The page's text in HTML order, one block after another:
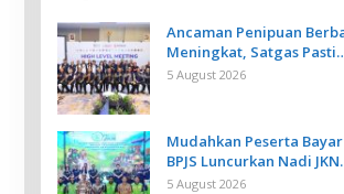
Ancaman Penipuan
Meningkat, Satgas Pasti
Perkuat Penindakan dan
5 August 2026
Mudahkan Peserta
BPJS Luncurkan Nadi JKN
dengan Mekanisme
5 August 2026